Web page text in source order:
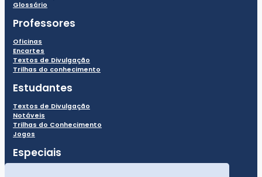
Glossário
Professores
Oficinas
Encartes
Textos de Divulgação
Trilhas do conhecimento
Estudantes
Textos de Divulgação
Notáveis
Trilhas do Conhecimento
Jogos
Especiais